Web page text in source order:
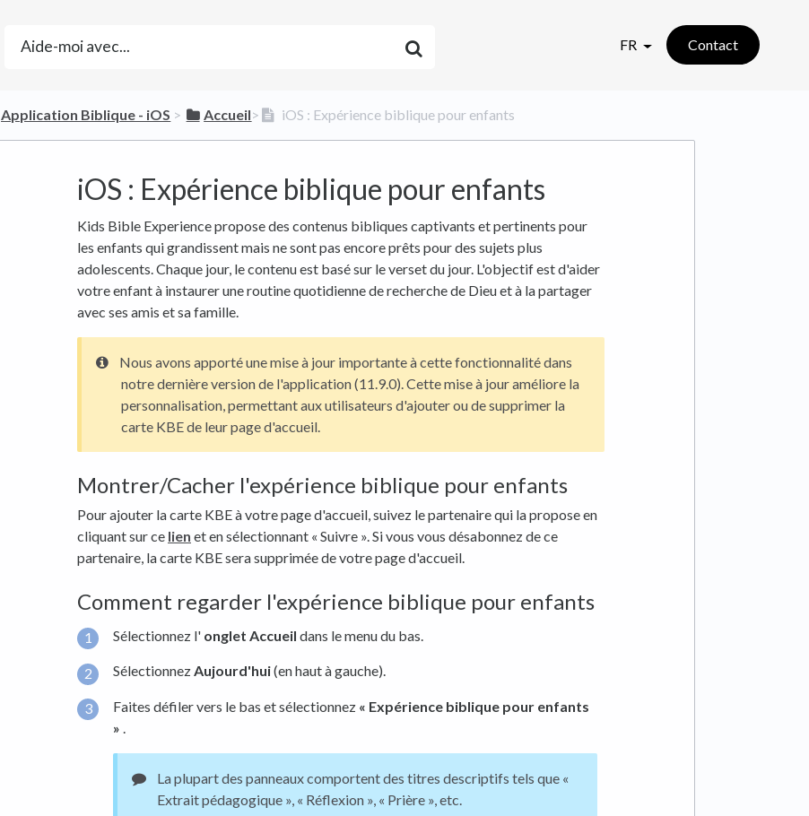
FR Contact
​Application Biblique - iOS ​ > ​ ​Accueil​>​ iOS : Expérience biblique pour enfants
iOS : Expérience biblique pour enfants
Kids Bible Experience propose des contenus bibliques captivants et pertinents pour
les enfants qui grandissent mais ne sont pas encore prêts pour des sujets plus
adolescents. Chaque jour, le contenu est basé sur le verset du jour. L'objectif est d'aider
votre enfant à instaurer une routine quotidienne de recherche de Dieu et à la partager
avec ses amis et sa famille.
Nous avons apporté une mise à jour importante à cette fonctionnalité dans
notre dernière version de l'application (11.9.0). Cette mise à jour améliore la
personnalisation, permettant aux utilisateurs d'ajouter ou de supprimer la
carte KBE de leur page d'accueil.
Montrer/Cacher l'expérience biblique pour enfants
Pour ajouter la carte KBE à votre page d'accueil, suivez le partenaire qui la propose en
cliquant sur ce lien et en sélectionnant « Suivre ». Si vous vous désabonnez de ce
partenaire, la carte KBE sera supprimée de votre page d'accueil.
Comment regarder l'expérience biblique pour enfants
Sélectionnez l' onglet Accueil dans le menu du bas.
SélectionnezAujourd'hui(en haut à gauche).
Faites défiler vers le bas et sélectionnez « Expérience biblique pour enfants
» .
La plupart des panneaux comportent des titres descriptifs tels que «
Extrait pédagogique », « Réflexion », « Prière », etc.